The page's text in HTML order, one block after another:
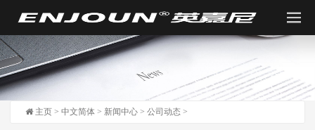
主页 > 中文简体 > 新闻中心 > 公司动态 >